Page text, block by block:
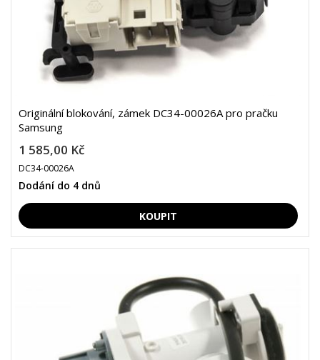
Originální blokování, zámek DC34-00026A pro pračku
Samsung
1 585,00 Kč
DC34-00026A
Dodání do 4 dnů